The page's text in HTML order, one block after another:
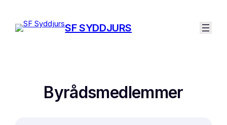
indhold
SF SYDDJURS
Byrådsmedlemmer